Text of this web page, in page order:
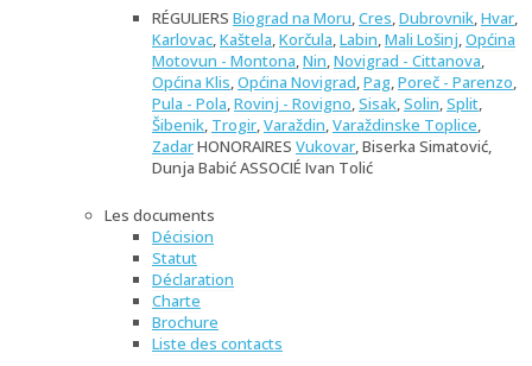
RÉGULIERS Biograd na Moru,Cres,Dubrovnik,Hvar,
Karlovac,Kaštela,Korčula,Labin,Mali Lošinj,Općina
Motovun - Montona,Nin,Novigrad - Cittanova,
Općina Klis,Općina Novigrad,Pag,Poreč - Parenzo,
Pula - Pola,Rovinj - Rovigno,Sisak,Solin,Split,
Šibenik, Trogir,Varaždin,Varaždinske Toplice,
ZadarHONORAIRES Vukovar, Biserka Simatović,
Dunja Babić ASSOCIÉ Ivan Tolić
Les documents
Décision
Statut
Déclaration
Charte
Brochure
Liste des contacts